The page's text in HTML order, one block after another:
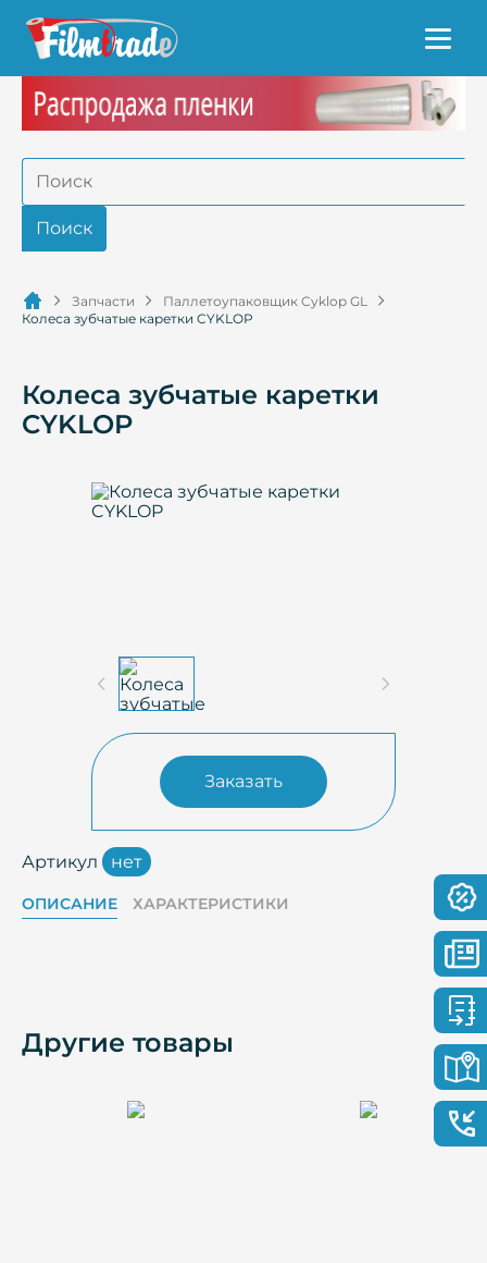
Запчасти
Паллетоупаковщик Cyklop GL
Колеса зубчатые каретки CYKLOP
Колеса зубчатые каретки
CYKLOP
Заказать
Артикул нет
ОПИСАНИЕ ХАРАКТЕРИСТИКИ
Другие товары